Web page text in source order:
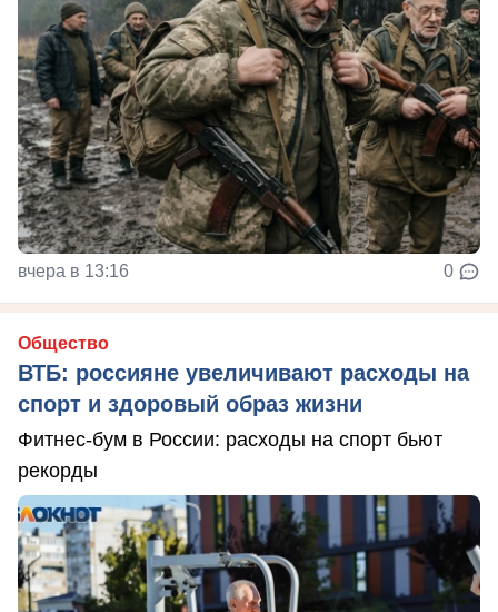
вчера в 13:16 0
Общество
ВТБ: россияне увеличивают расходы на
спорт и здоровый образ жизни
Фитнес-бум в России: расходы на спорт бьют
рекорды